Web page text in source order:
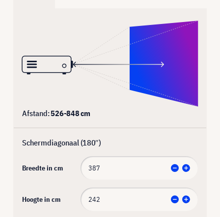
Afstand:526-848cm
Schermdiagonaal (180″)
Breedte in cm
Hoogte in cm